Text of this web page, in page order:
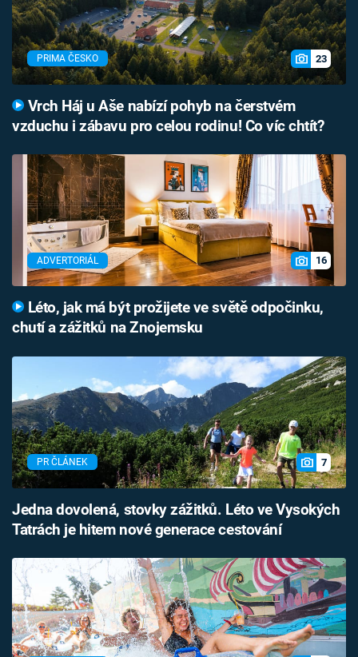
PRIMA ČESKO 23
Vrch Háj u Aše nabízí pohyb na čerstvém
vzduchu i zábavu pro celou rodinu! Co víc chtít?
ADVERTORIÁL 16
Léto, jak má být prožijete ve světě odpočinku,
chutí a zážitků na Znojemsku
PR ČLÁNEK 7
Jedna dovolená, stovky zážitků. Léto ve Vysokých
Tatrách je hitem nové generace cestování